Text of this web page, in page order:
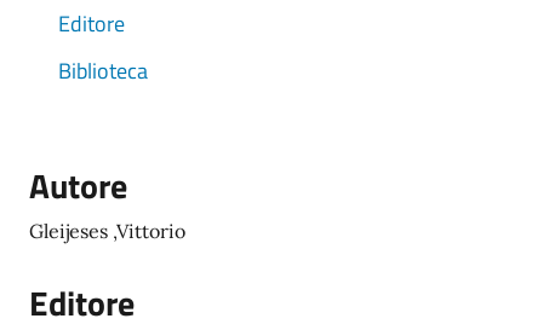
Editore
Biblioteca
Autore
Gleijeses ,Vittorio
Editore